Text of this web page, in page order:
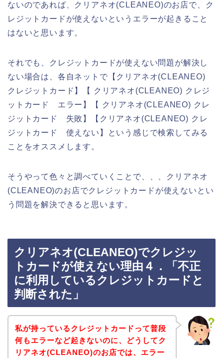
ないのであれば、クリアネオ(CLEANEO)のお店で、ク
レジットカードが使えないというエラーが起きること
はないと思います。
それでも、クレジットカードが使えない問題が解決し
ない場合は、各自ネットで【クリアネオ(CLEANEO)
クレジットカード】【 クリアネオ(CLEANEO) クレジ
ットカード エラー】【 クリアネオ(CLEANEO) クレ
ジットカード 失敗】【クリアネオ(CLEANEO) クレ
ジットカード 使えない】という感じで検索してみる
ことをオススメします。
そうやって色々と調べていくことで、、、クリアネオ
(CLEANEO)のお店でクレジットカードが使えないとい
う問題を解決できると思います。
クリアネオ(CLEANEO)でクレジッ
トカードが使えない理由４．「不正
に利用しているクレジットカードと
判断された」
私が持っているクレジットカードって普段
何もエラーなど起きないのに、どうしてク
リアネオ(CLEANEO)のお店では、エラー